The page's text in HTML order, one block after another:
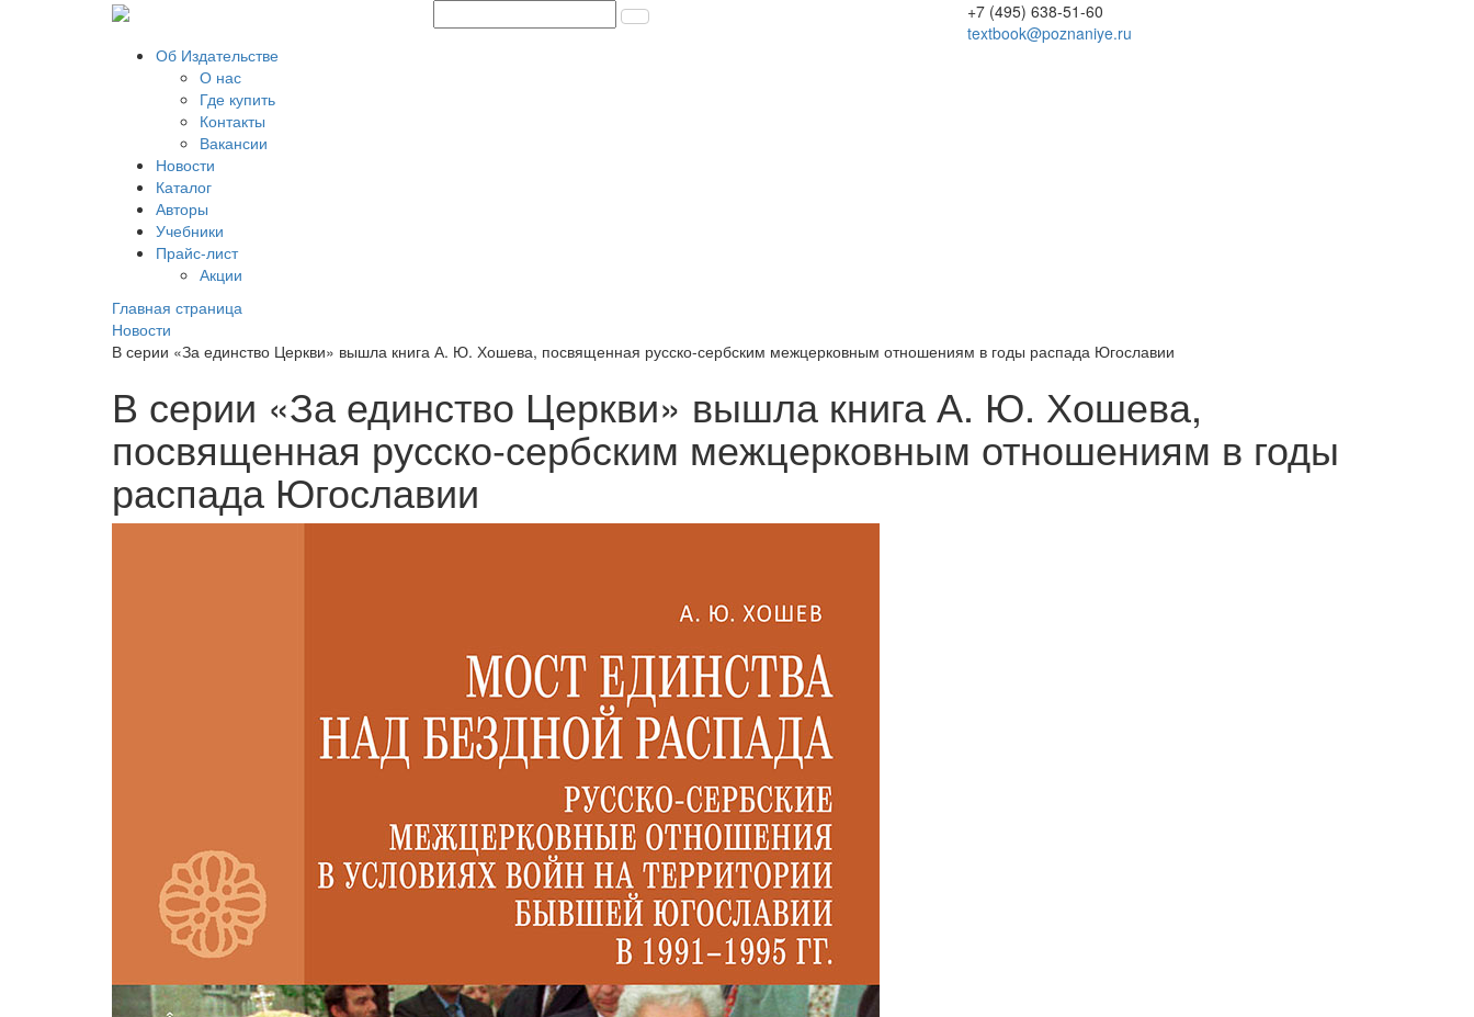
+7 (495) 638-51-60
textbook@poznaniye.ru
Об Издательстве
О нас
Где купить
Контакты
Вакансии
Новости
Каталог
Авторы
Учебники
Прайс-лист
Акции
Главная страница
Новости
В серии «За единство Церкви» вышла книга А. Ю. Хошева, посвященная русско-сербским межцерковным отношениям в годы распада Югославии
В серии «За единство Церкви» вышла книга А. Ю. Хошева,
посвященная русско-сербским межцерковным отношениям в годы
распада Югославии